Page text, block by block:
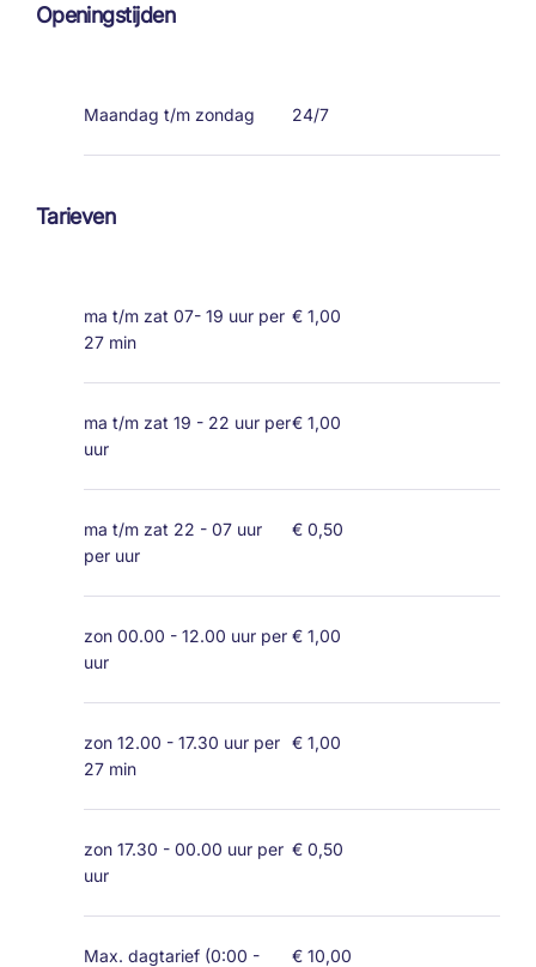
Openingstijden
Maandag t/m zondag 24/7
Tarieven
ma t/m zat 07- 19 uur per
27 min
€ 1,00
ma t/m zat 19 - 22 uur per
uur
€ 1,00
ma t/m zat 22 - 07 uur
per uur
€ 0,50
zon 00.00 - 12.00 uur per
uur
€ 1,00
zon 12.00 - 17.30 uur per
27 min
€ 1,00
zon 17.30 - 00.00 uur per
uur
€ 0,50
Max. dagtarief (0:00 -
€ 10,00